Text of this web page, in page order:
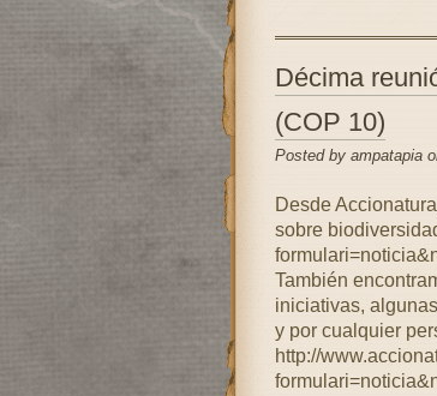
Décima
(COP 10)
Posted by ampatapia
Desde
sobre
También
iniciativas,
y por cualquier
http://